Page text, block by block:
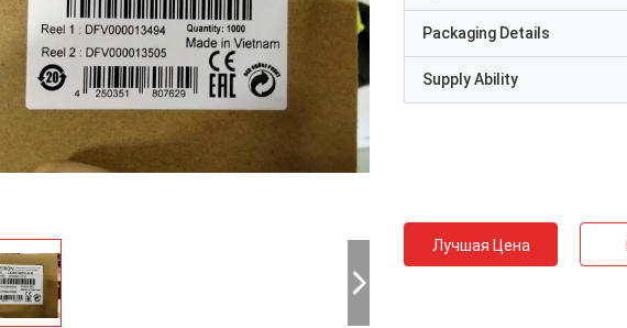
Packaging Details
Supply Ability
Лучшая Цена